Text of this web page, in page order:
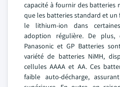
capacité à fournir des batteries
que les batteries standard et
le lithium-ion dans
adoption régulière. De plus,
Panasonic et GP Batteries
variété de batteries NiMH,
cellules AAAA et AA. Ces
faible auto-décharge,